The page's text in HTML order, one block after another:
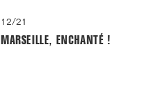
12/21
MARSEILLE, ENCHANTÉ !